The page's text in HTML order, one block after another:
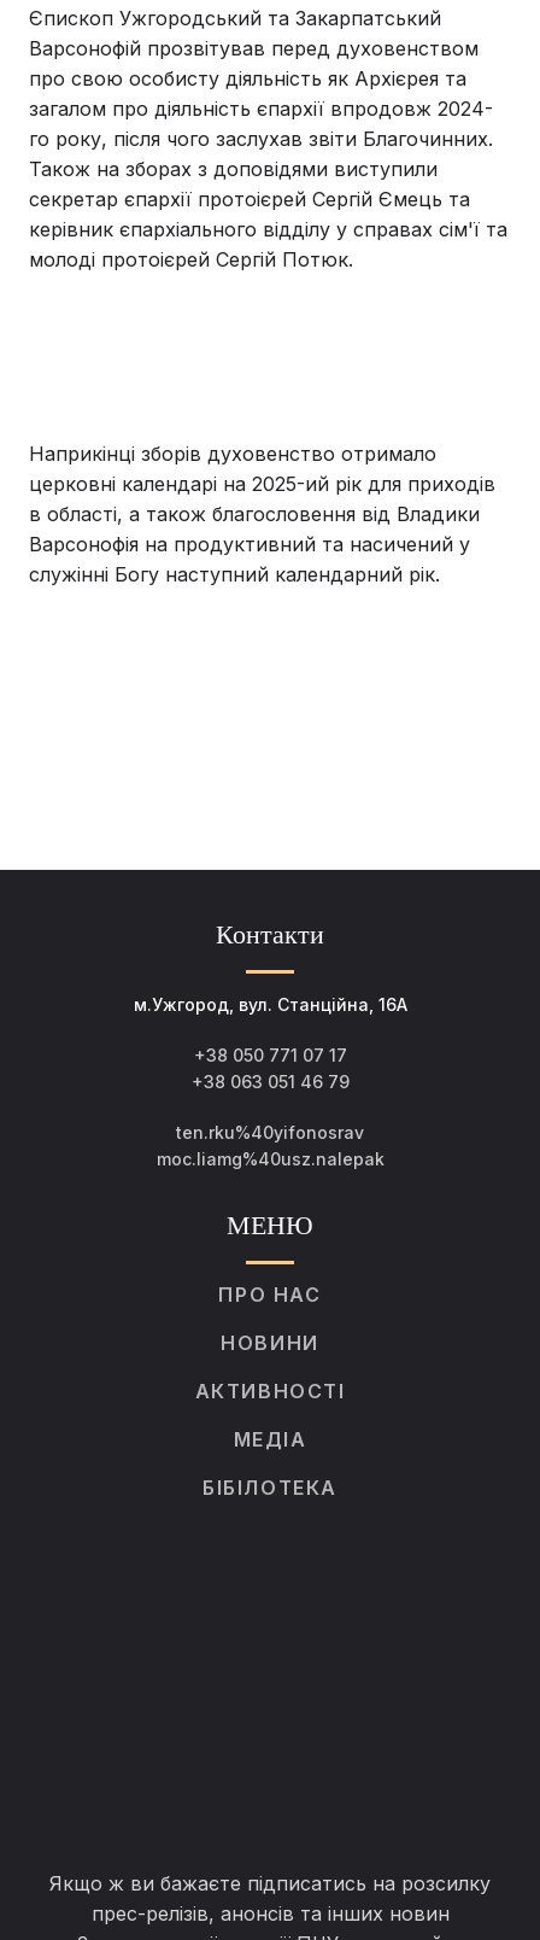
Єпископ Ужгородський та Закарпатський
Варсонофій прозвітував перед духовенством
про свою особисту діяльність як Архієрея та
загалом про діяльність єпархії впродовж 2024-
го року, після чого заслухав звіти Благочинних.
Також на зборах з доповідями виступили
секретар єпархії протоієрей Сергій Ємець та
керівник єпархіального відділу у справах сім'ї та
молоді протоієрей Сергій Потюк.
Наприкінці зборів духовенство отримало
церковні календарі на 2025-ий рік для приходів
в області, а також благословення від Владики
Варсонофія на продуктивний та насичений у
служінні Богу наступний календарний рік.
Контакти
м.Ужгород, вул. Станційна, 16А
+38 050 771 07 17
+38 063 051 46 79
ten.rku%40yifonosrav
moc.liamg%40usz.nalepak
МЕНЮ
ПРО НАС
НОВИНИ
АКТИВНОСТІ
МЕДІА
БІБІЛОТЕКА
Якщо ж ви бажаєте підписатись на розсилку
прес-релізів, анонсів та інших новин